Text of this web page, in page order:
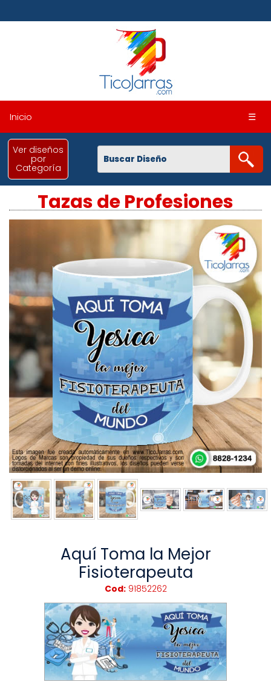
Inicio ☰
Ver diseños
por
Categoría
Tazas de Profesiones
Aquí Toma la Mejor
Fisioterapeuta
Cod:91852262